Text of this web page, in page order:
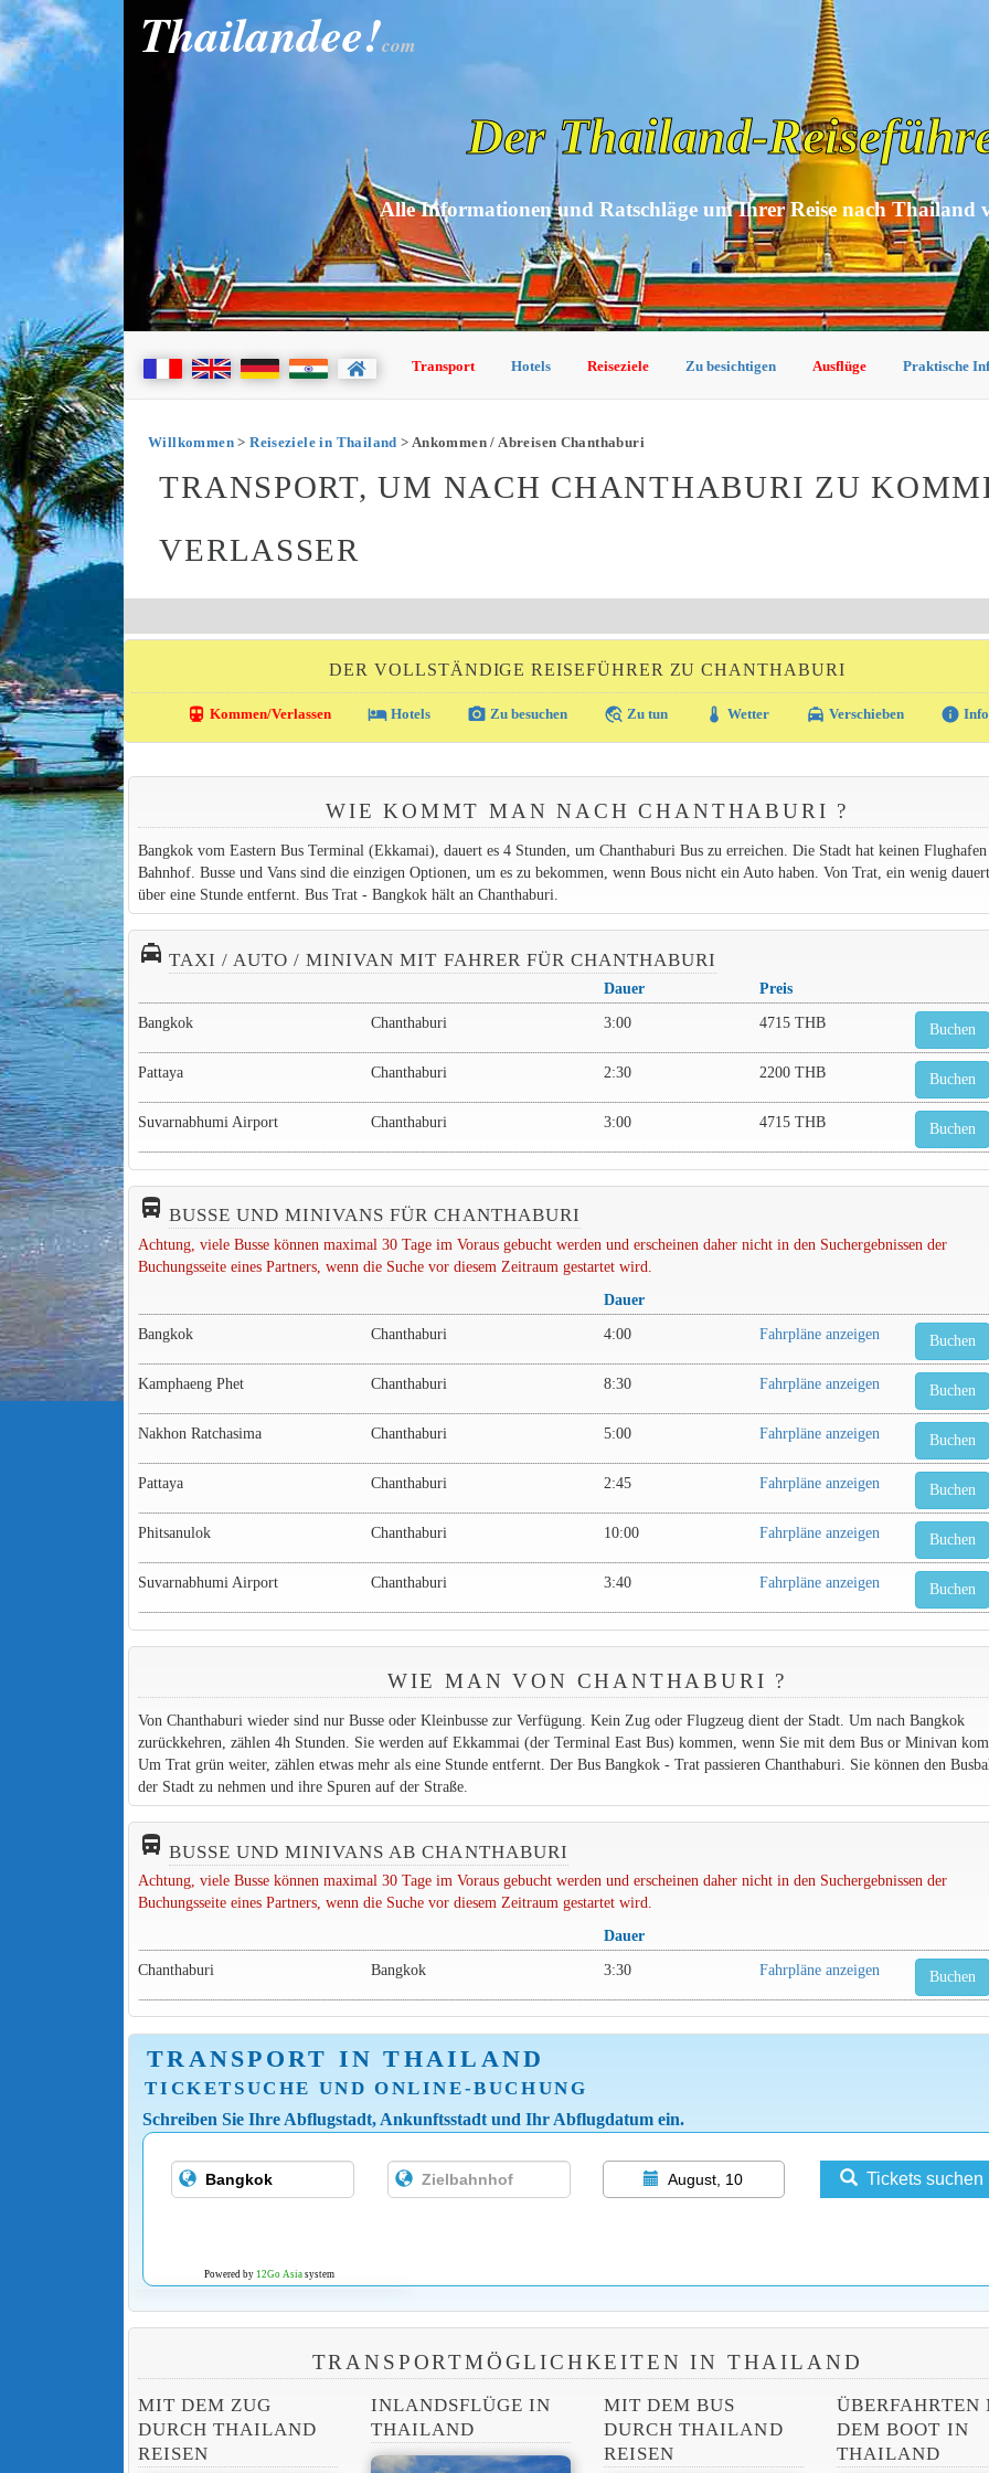
Thailandee!com
Der Thailand-
Alle Informationen und Ratschläge um Ihrer Reise nach Thailand
Transport Hotels Reiseziele Zu besichtigen Ausflüge Praktische
Willkommen>Reiseziele in Thailand > Ankommen / Abreisen Chanthaburi
TRANSPORT, UM NACH CHANTHABURI ZU
VERLASSER
DER VOLLSTÄNDIGE REISEFÜHRER ZU CHANTHABURI
directions_transit Kommen/Verlassen local_hotelHotels photo_camera Zu besuchen travel_explore Zu tun thermostat Wetter local_taxi Verschieben info Info
WIE KOMMT MAN NACH CHANTHABURI ?
Bangkok vom Eastern Bus Terminal (Ekkamai), dauert es 4 Stunden, um Chanthaburi Bus zu erreichen. Die Stadt hat keinen
Bahnhof. Busse und Vans sind die einzigen Optionen, um es zu bekommen, wenn Bous nicht ein Auto haben. Von Trat, ein wenig
über eine Stunde entfernt. Bus Trat - Bangkok hält an Chanthaburi.
local_taxi TAXI / AUTO / MINIVAN MIT FAHRER FÜR CHANTHABURI
Dauer
Preis
Bangkok
Chanthaburi 3:00 4715 THB Buchen
Pattaya Chanthaburi 2:30 2200 THB Buchen
Suvarnabhumi Airport Chanthaburi 3:00 4715 THB Buchen
directions_bus_filled BUSSE UND MINIVANS FÜR CHANTHABURI
Achtung, viele Busse können maximal 30 Tage im Voraus gebucht werden und erscheinen daher nicht in den Suchergebnissen der
Buchungsseite eines Partners, wenn die Suche vor diesem Zeitraum gestartet wird.
Dauer
Bangkok
Chanthaburi 4:00 Fahrpläne anzeigen Buchen
Kamphaeng Phet Chanthaburi 8:30 Fahrpläne anzeigen Buchen
Nakhon Ratchasima Chanthaburi 5:00 Fahrpläne anzeigen Buchen
Pattaya Chanthaburi 2:45 Fahrpläne anzeigen Buchen
Phitsanulok Chanthaburi 10:00 Fahrpläne anzeigen Buchen
Suvarnabhumi Airport Chanthaburi 3:40 Fahrpläne anzeigen Buchen
WIE MAN VON CHANTHABURI ?
Von Chanthaburi wieder sind nur Busse oder Kleinbusse zur Verfügung. Kein Zug oder Flugzeug dient der Stadt. Um nach Bangkok
zurückkehren, zählen 4h Stunden. Sie werden auf Ekkammai (der Terminal East Bus) kommen, wenn Sie mit dem Bus or Minivan
Um Trat grün weiter, zählen etwas mehr als eine Stunde entfernt. Der Bus Bangkok - Trat passieren Chanthaburi. Sie können den
der Stadt zu nehmen und ihre Spuren auf der Straße.
directions_bus_filled BUSSE UND MINIVANS AB CHANTHABURI
Achtung, viele Busse können maximal 30 Tage im Voraus gebucht werden und erscheinen daher nicht in den Suchergebnissen der
Buchungsseite eines Partners, wenn die Suche vor diesem Zeitraum gestartet wird.
Dauer
Chanthaburi
Bangkok 3:30 Fahrpläne anzeigen Buchen
TRANSPORT IN THAILAND
TICKETSUCHE UND ONLINE-BUCHUNG
Schreiben Sie Ihre Abflugstadt, Ankunftsstadt und Ihr Abflugdatum ein.
August, 10 Tickets suchen
Powered by 12Go Asia system
TRANSPORTMÖGLICHKEITEN IN THAILAND
MIT DEM ZUG
DURCH THAILAND
REISEN
INLANDSFLÜGE IN
THAILAND
MIT DEM BUS
DURCH THAILAND
REISEN
ÜBERFAHRTEN
DEM BOOT IN
THAILAND